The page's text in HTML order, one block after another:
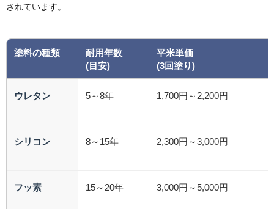
されています。
塗料の種類
耐用年数
(目安)
平米単価
(3回塗り)
ウレタン 5～8年 1,700円～2,200円
シリコン 8～15年 2,300円～3,000円
フッ素 15～20年 3,000円～5,000円